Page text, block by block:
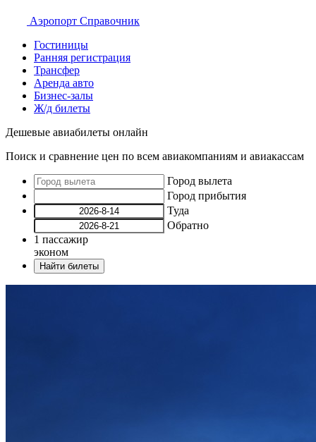
Аэропорт Справочник
Гостиницы
Ранняя регистрация
Трансфер
Аренда авто
Бизнес-залы
Ж/д билеты
Дешевые авиабилеты онлайн
Поиск и сравнение цен по всем авиакомпаниям и авиакассам
Город вылета
Город прибытия
Туда
Обратно
1 пассажир
эконом
Найти билеты